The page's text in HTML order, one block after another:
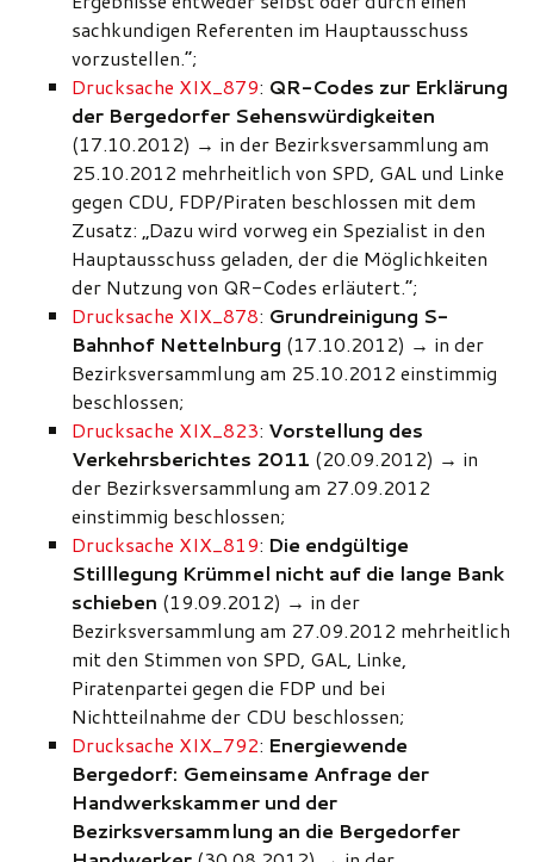
sachkundigen Referenten im Hauptausschuss
vorzustellen.“;
Drucksache XIX_879: QR-Codes zur Erklärung
der Bergedorfer Sehenswürdigkeiten
(17.10.2012) → in der Bezirksversammlung am
25.10.2012 mehrheitlich von SPD, GAL und Linke
gegen CDU, FDP/Piraten beschlossen mit dem
Zusatz: „Dazu wird vorweg ein Spezialist in den
Hauptausschuss geladen, der die Möglichkeiten
der Nutzung von QR-Codes erläutert.“;
Drucksache XIX_878: Grundreinigung S-
Bahnhof Nettelnburg (17.10.2012) → in der
Bezirksversammlung am 25.10.2012 einstimmig
beschlossen;
Drucksache XIX_823: Vorstellung des
Verkehrsberichtes 2011 (20.09.2012) → in
der Bezirksversammlung am 27.09.2012
einstimmig beschlossen;
Drucksache XIX_819: Die endgültige
Stilllegung Krümmel nicht auf die lange Bank
schieben (19.09.2012) → in der
Bezirksversammlung am 27.09.2012 mehrheitlich
mit den Stimmen von SPD, GAL, Linke,
Piratenpartei gegen die FDP und bei
Nichtteilnahme der CDU beschlossen;
Drucksache XIX_792: Energiewende
Bergedorf: Gemeinsame Anfrage der
Handwerkskammer und der
Bezirksversammlung an die Bergedorfer